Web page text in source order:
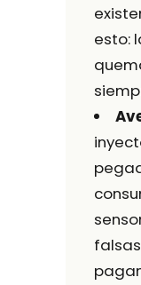
esto: